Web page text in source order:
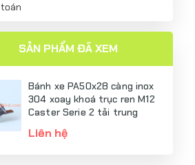
toán
SẢN PHẨM ĐÃ XEM
Bánh xe PA50x28 càng inox
304 xoay khoá trục ren M12
Caster Serie 2 tải trung
Liên hệ